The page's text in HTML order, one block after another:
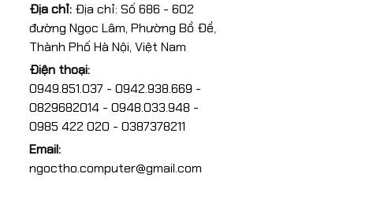
Địa chỉ: Địa chỉ: Số 686 - 602
đường Ngọc Lâm, Phường Bồ Đề,
Thành Phố Hà Nội, Việt Nam
Điện thoại:
0949.851.037 - 0942.938.669 -
0829682014 - 0948.033.948 -
0985 422 020 - 0387378211
Email:
ngoctho.computer@gmail.com